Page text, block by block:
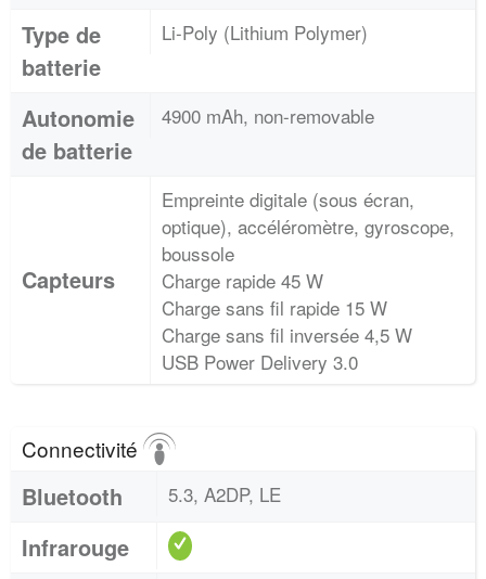
Type de
batterie
Li-Poly (Lithium Polymer)
Autonomie
de batterie
4900 mAh, non-removable
Capteurs
Empreinte digitale (sous écran,
optique), accéléromètre, gyroscope,
boussole
Charge rapide 45 W
Charge sans fil rapide 15 W
Charge sans fil inversée 4,5 W
USB Power Delivery 3.0
Connectivité
Bluetooth 5.3, A2DP, LE
Infrarouge